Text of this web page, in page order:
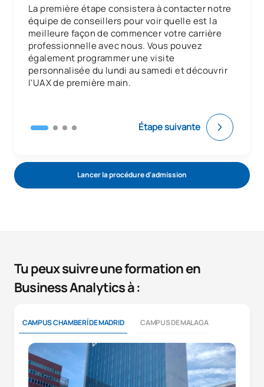
La première étape consistera à contacter notre
équipe de conseillers pour voir quelle est la
meilleure façon de commencer votre carrière
professionnelle avec nous. Vous pouvez
également programmer une visite
personnalisée du lundi au samedi et découvrir
l'UAX de première main.
Étape suivante
Lancer la procédure d'admission
Tu peux suivre une formation en
Business Analytics à :
CAMPUS CHAMBERÍ DE MADRID CAMPUS DE MALAGA